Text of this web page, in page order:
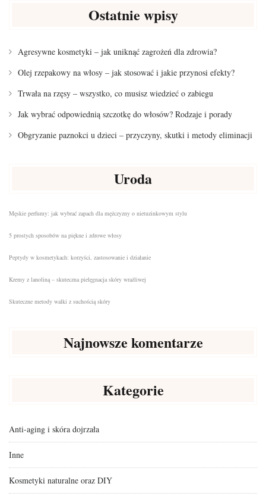
Ostatnie wpisy
Agresywne kosmetyki – jak uniknąć zagrożeń dla zdrowia?
Olej rzepakowy na włosy – jak stosować i jakie przynosi efekty?
Trwała na rzęsy – wszystko, co musisz wiedzieć o zabiegu
Jak wybrać odpowiednią szczotkę do włosów? Rodzaje i porady
Obgryzanie paznokci u dzieci – przyczyny, skutki i metody eliminacji
Uroda
Męskie perfumy: jak wybrać zapach dla mężczyzny o nietuzinkowym stylu
5 prostych sposobów na piękne i zdrowe włosy
Peptydy w kosmetykach: korzyści, zastosowanie i działanie
Kremy z lanoliną – skuteczna pielęgnacja skóry wrażliwej
Skuteczne metody walki z suchością skóry
Najnowsze komentarze
Kategorie
Anti-aging i skóra dojrzała
Inne
Kosmetyki naturalne oraz DIY